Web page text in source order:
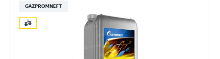
GAZPROMNEFT